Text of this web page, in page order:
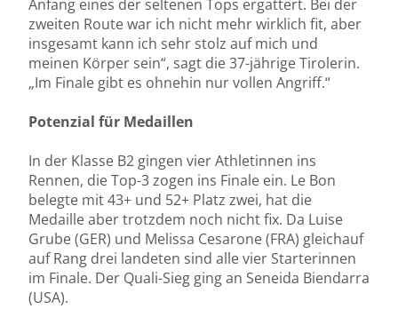
Anfang eines der seltenen Tops ergattert. Bei der
zweiten Route war ich nicht mehr wirklich fit, aber
insgesamt kann ich sehr stolz auf mich und
meinen Körper sein“, sagt die 37-jährige Tirolerin.
„Im Finale gibt es ohnehin nur vollen Angriff.“
Potenzial für Medaillen
In der Klasse B2 gingen vier Athletinnen ins
Rennen, die Top-3 zogen ins Finale ein. Le Bon
belegte mit 43+ und 52+ Platz zwei, hat die
Medaille aber trotzdem noch nicht fix. Da Luise
Grube (GER) und Melissa Cesarone (FRA) gleichauf
auf Rang drei landeten sind alle vier Starterinnen
im Finale. Der Quali-Sieg ging an Seneida Biendarra
(USA).